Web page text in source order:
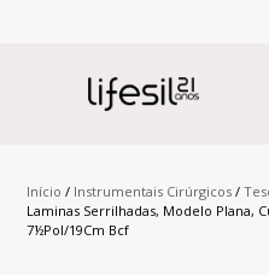
Início / Instrumentais Cirúrgicos /
Laminas Serrilhadas, Modelo Plana,
7½Pol/19Cm Bcf